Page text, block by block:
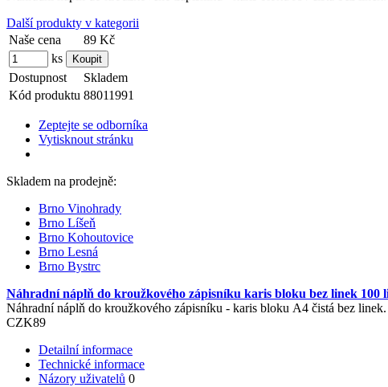
Další produkty v kategorii
Naše cena
89 Kč
ks
Dostupnost
Skladem
Kód produktu 88011991
Zeptejte se odborníka
Vytisknout stránku
Skladem na prodejně:
Brno Vinohrady
Brno Líšeň
Brno Kohoutovice
Brno Lesná
Brno Bystrc
Náhradní náplň do kroužkového zápisníku karis bloku bez linek 100
Náhradní náplň do kroužkového zápisníku - karis bloku A4 čistá bez linek.
CZK89
Detailní informace
Technické informace
Názory uživatelů 0